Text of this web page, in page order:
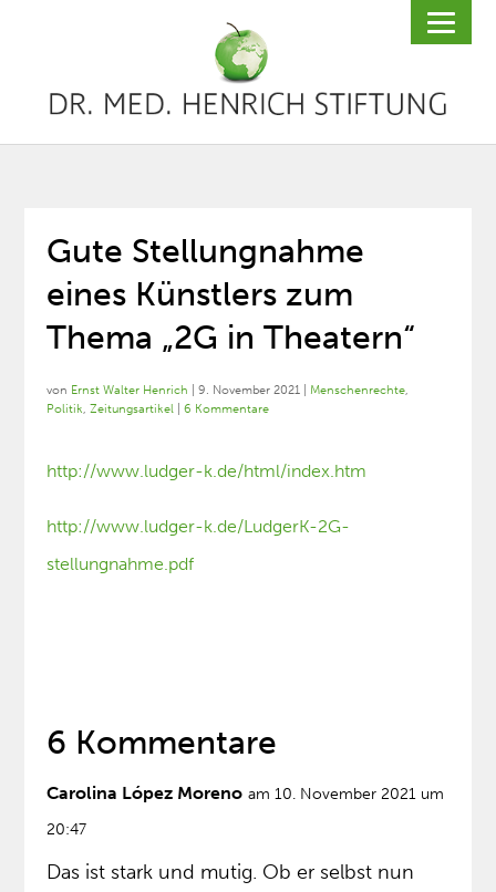
Gute Stellungnahme
eines Künstlers zum
Thema „2G in Theatern“
von Ernst Walter Henrich |9. November 2021 Menschenrechte,
Politik,Zeitungsartikel |6 Kommentare
http://www.ludger-k.de/html/index.htm
http://www.ludger-k.de/LudgerK-2G-
stellungnahme.pdf
6 Kommentare
Carolina López Moreno am 10. November 2021 um
20:47
Das ist stark und mutig. Ob er selbst nun